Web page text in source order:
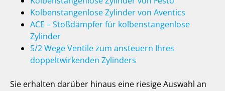
Kolbenstangenlose Zylinder von Aventics
ACE – Stoßdämpfer für kolbenstangenlose
Zylinder
5/2 Wege Ventile zum ansteuern Ihres
doppeltwirkenden Zylinders
Sie erhalten darüber hinaus eine riesige Auswahl an